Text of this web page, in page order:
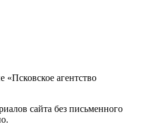
«Псковское агентство
сайта без письменного